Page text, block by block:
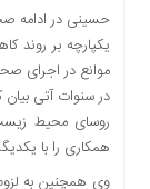
درباره
کتاب
پلیس،امنیت
جامعه
حسینی در ادامه
یکپارچه بر روند
موانع در اجرای
در سنوات آتی
روسای محیط
همکاری را با
وی همچنین به لزوم